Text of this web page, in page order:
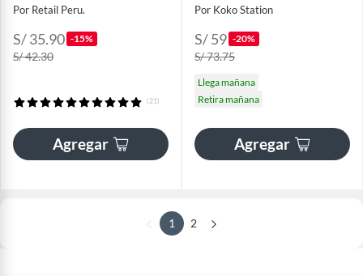
Por Retail Peru.
S/ 35.90 -15%
S/ 42.30
(21)
Agregar
Por Koko Station
S/ 59 -20%
S/ 73.75
Llega mañana
Retira mañana
Agregar
1 2